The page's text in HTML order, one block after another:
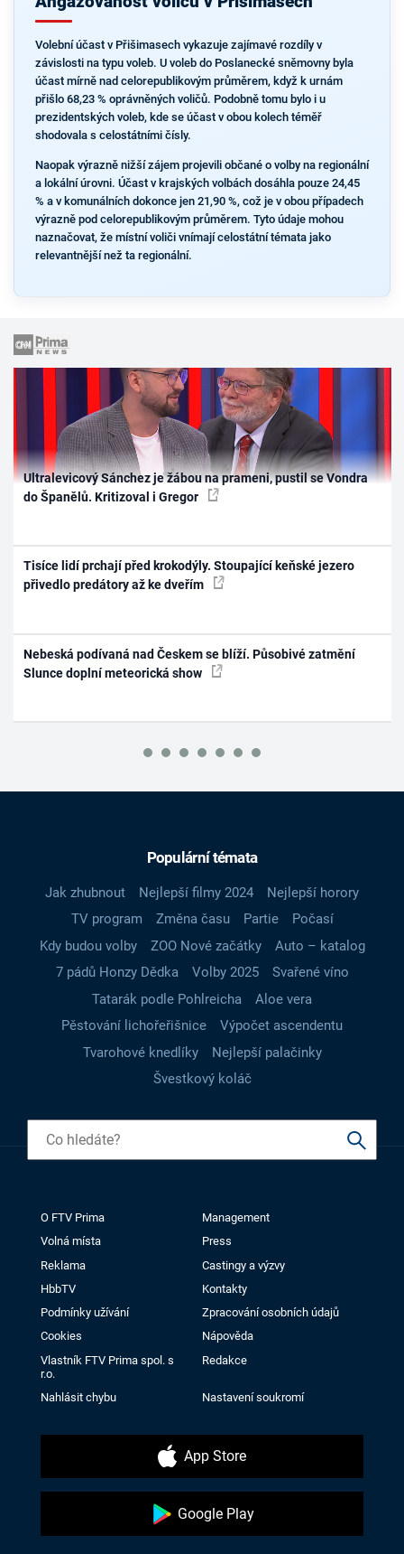
Volební účast v Přišimasech vykazuje zajímavé rozdíly v
závislosti na typu voleb. U voleb do Poslanecké sněmovny byla
účast mírně nad celorepublikovým průměrem, když k urnám
přišlo 68,23 % oprávněných voličů. Podobně tomu bylo i u
prezidentských voleb, kde se účast v obou kolech téměř
shodovala s celostátními čísly.
Naopak výrazně nižší zájem projevili občané o volby na regionální
a lokální úrovni. Účast v krajských volbách dosáhla pouze 24,45
% a v komunálních dokonce jen 21,90 %, což je v obou případech
výrazně pod celorepublikovým průměrem. Tyto údaje mohou
naznačovat, že místní voliči vnímají celostátní témata jako
relevantnější než ta regionální.
Ultralevicový Sánchez je žábou na prameni, pustil se Vondra
do Španělů. Kritizoval i Gregor
Tisíce lidí prchají před krokodýly. Stoupající keňské jezero
přivedlo predátory až ke dveřím
Nebeská podívaná nad Českem se blíží. Působivé zatmění
Slunce doplní meteorická show
Populární témata
Jak zhubnout Nejlepší filmy 2024
Nejlepší horory
TV program
Změna času Partie
Počasí
Kdy budou volby
ZOO Nové začátky
Auto – katalog
7 pádů Honzy Dědka
Volby 2025
Svařené víno
Tatarák podle Pohlreicha
Aloe vera
Pěstování lichořeřišnice
Výpočet ascendentu
Tvarohové knedlíky
Nejlepší palačinky
Švestkový koláč
O FTV Prima
Management
Volná místa
Press
Reklama
Castingy a výzvy
HbbTV
Kontakty
Podmínky užívání
Zpracování osobních údajů
Cookies
Nápověda
Vlastník FTV Prima spol. s
r.o.
Redakce
Nahlásit chybu Nastavení soukromí
App Store
Google Play